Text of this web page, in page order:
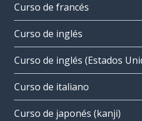
Curso de francés
Curso de inglés
Curso de inglés (Estados
Curso de italiano
Curso de japonés (kanji)